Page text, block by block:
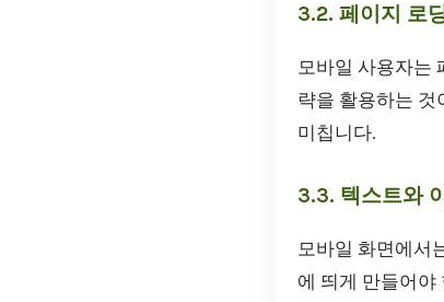
3.2. 페이지 로
모바일 사용자는
략을 활용하는 것
미칩니다.
3.3. 텍스트와
모바일 화면에서
에 띄게 만들어야